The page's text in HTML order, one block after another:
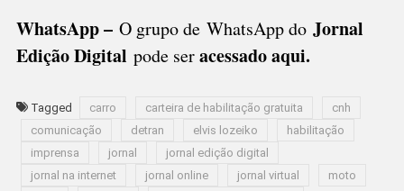
WhatsApp – O grupo de WhatsApp do Jornal
Edição Digital pode seracessado aqui.
Tagged carro carteira de habilitação gratuita
cnh
comunicação
detran elvis lozeiko
habilitação
imprensa
jornal
jornal edição digital
jornal na internet
jornal online jornal virtual
moto